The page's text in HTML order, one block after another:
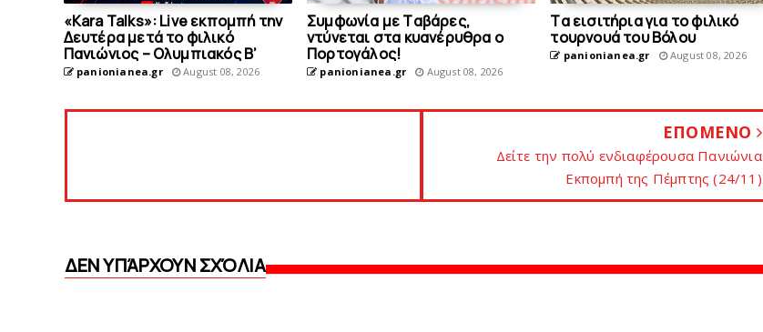
«Kara Talks»: Live εκπομπή την
Δευτέρα μετά το φιλικό
Πανιώνιος – Ολυμπιακός Β’
panionianea.gr August 08, 2026
Συμφωνία με Tαβάρες,
ντύνεται στα κυανέρυθρα ο
Πορτογάλος!
panionianea.gr August 08, 2026
Tα εισιτήρια για το φιλικό
τουρνουά του Bόλου
panionianea.gr August 08, 2026
ΕΠΟΜΕΝΟ
Δείτε την πολύ ενδιαφέρουσα Πανιώνια
Εκπομπή της Πέμπτης (24/11)
ΔΕΝ ΥΠΆΡΧΟΥΝ ΣΧΌΛΙΑ